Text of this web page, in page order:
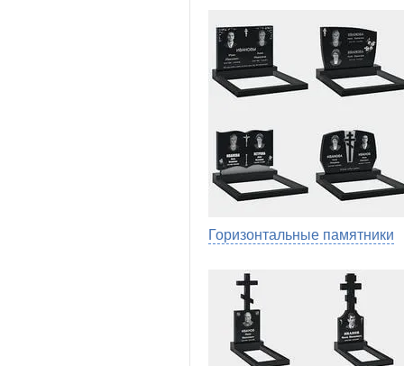
Горизонтальные памятники